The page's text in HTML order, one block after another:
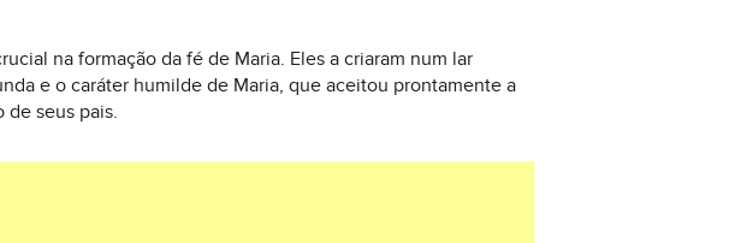
na formação da fé de Maria. Eles a criaram num lar
e o caráter humilde de Maria, que aceitou prontamente a
de seus pais.